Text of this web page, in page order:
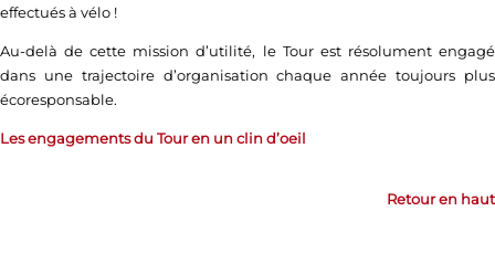
effectués à vélo !
Au-delà de cette mission d’utilité, le Tour est résolument engagé
dans une trajectoire d’organisation chaque année toujours plus
écoresponsable.
Les engagements du Tour en un clin d’oeil
Retour en haut